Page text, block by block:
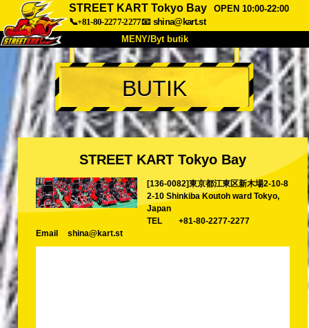
STREET KART Tokyo Bay
OPEN 10:00-22:00
📞+81-80-2277-2277📧 shina@kart.st
MENY/Byt butik
HEM
Om oss Specifikationer Pris
Hitta hit Röster FAQ
Företag Boka
Byt butik
Tokyo Shinagawa Tokyo Akihabara#1
Tokyo Akihabara#2
Tokyo Shibuya Annex
BUTIK
STREET KART Tokyo Bay
[136-0082]東京都江東区新木場2-10-8
2-10 Shinkiba Koutoh ward Tokyo,
Japan
TEL
+81-80-2277-2277
Email
shina@kart.st